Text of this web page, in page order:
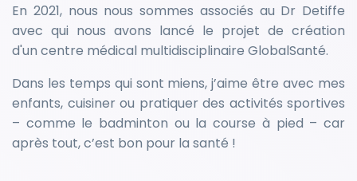
En 2021, nous nous sommes associés au Dr Detiffe
avec qui nous avons lancé le projet de création
d'un centre médical multidisciplinaire GlobalSanté.
Dans les temps qui sont miens, j’aime être avec mes
enfants, cuisiner ou pratiquer des activités sportives
– comme le badminton ou la course à pied – car
après tout, c’est bon pour la santé !